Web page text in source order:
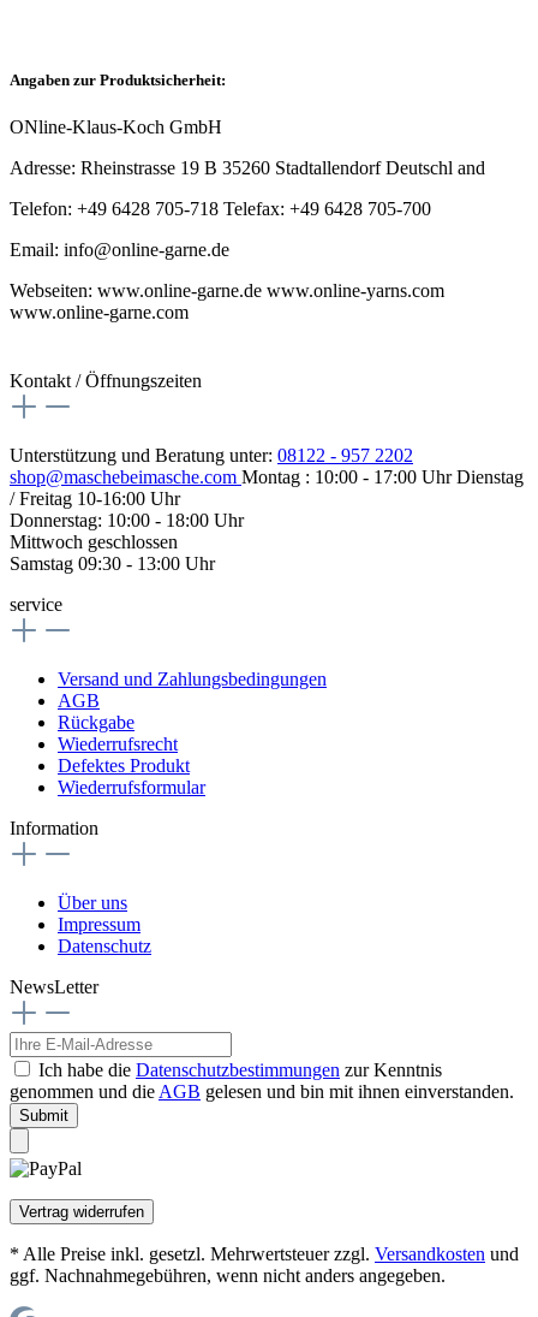
Angaben zur Produktsicherheit:
ONline-Klaus-Koch GmbH
Adresse: Rheinstrasse 19 B 35260 Stadtallendorf Deutschl and
Telefon: +49 6428 705-718 Telefax: +49 6428 705-700
Email: info@online-garne.de
Webseiten: www.online-garne.de www.online-yarns.com
www.online-garne.com
Kontakt / Öffnungszeiten
Unterstützung und Beratung unter: 08122 - 957 2202
shop@maschebeimasche.com Montag : 10:00 - 17:00 Uhr Dienstag
/ Freitag 10-16:00 Uhr
Donnerstag: 10:00 - 18:00 Uhr
Mittwoch geschlossen
Samstag 09:30 - 13:00 Uhr
service
Versand und Zahlungsbedingungen
AGB
Rückgabe
Wiederrufsrecht
Defektes Produkt
Wiederrufsformular
Information
Über uns
Impressum
Datenschutz
NewsLetter
Ich habe die Datenschutzbestimmungen zur Kenntnis
genommen und die AGB gelesen und bin mit ihnen einverstanden.
Submit
Vertrag widerrufen
* Alle Preise inkl. gesetzl. Mehrwertsteuer zzgl. Versandkosten und
ggf. Nachnahmegebühren, wenn nicht anders angegeben.